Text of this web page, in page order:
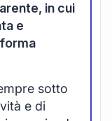
in cui
e
sotto
e di